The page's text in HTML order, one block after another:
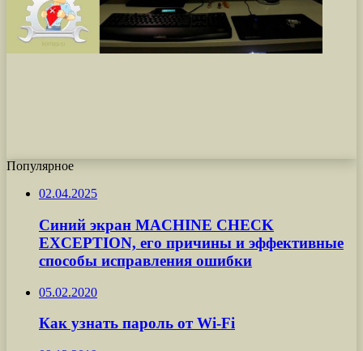
Популярное
02.04.2025
Синий экран MACHINE CHECK
EXCEPTION, его причины и эффективные
способы исправления ошибки
05.02.2020
Как узнать пароль от Wi-Fi